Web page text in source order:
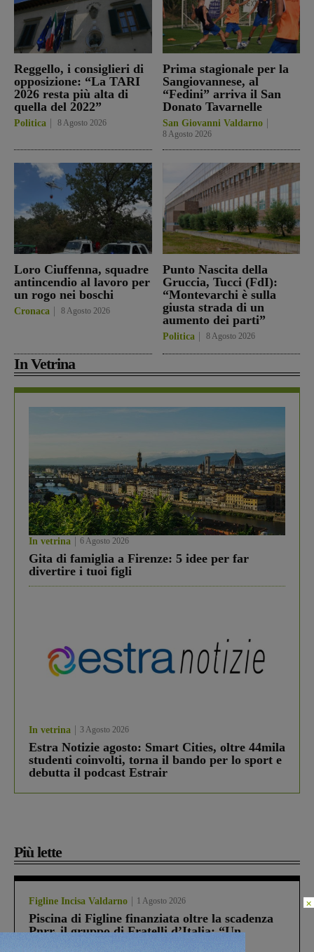
Reggello, i consiglieri di
opposizione: “La TARI
2026 resta più alta di
quella del 2022”
Politica 8 Agosto 2026
Prima stagionale per la
Sangiovannese, al
“Fedini” arriva il San
Donato Tavarnelle
San Giovanni Valdarno
8 Agosto 2026
Loro Ciuffenna, squadre
antincendio al lavoro per
un rogo nei boschi
Cronaca 8 Agosto 2026
Punto Nascita della
Gruccia, Tucci (FdI):
“Montevarchi è sulla
giusta strada di un
aumento dei parti”
Politica 8 Agosto 2026
In Vetrina
In vetrina 6 Agosto 2026
Gita di famiglia a Firenze: 5 idee per far
divertire i tuoi figli
In vetrina 3 Agosto 2026
Estra Notizie agosto: Smart Cities, oltre 44mila
studenti coinvolti, torna il bando per lo sport e
debutta il podcast Estrair
Più lette
Figline Incisa Valdarno 1 Agosto 2026
Piscina di Figline finanziata oltre la scadenza
Pnrr, il gruppo di Fratelli d’Italia: “Un
×